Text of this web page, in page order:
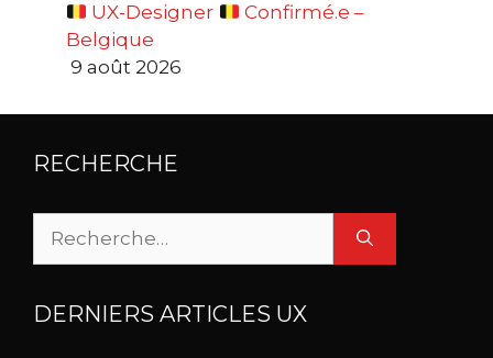
UX-Designer
Confirmé.e –
Belgique
9 août 2026
RECHERCHE
Rechercher :
DERNIERS ARTICLES UX